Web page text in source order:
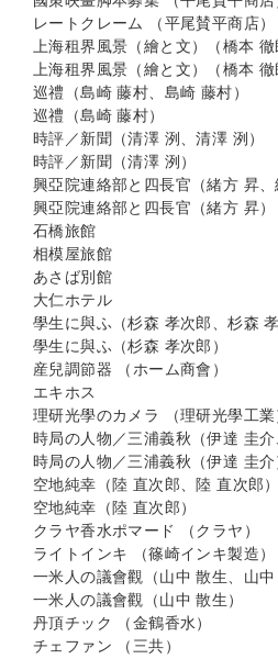
レートクレーム （平尾賛平商店）
上海租界風景（繪と文）（橋本 徹
上海租界風景（繪と文）（橋本 徹
巡禮（島崎 藤村、島崎 藤村）
巡禮（島崎 藤村）
時評／新聞（清澤 洌、清澤 洌）
時評／新聞（清澤 洌）
興亞院連絡部と四長官（緒方 昇、
興亞院連絡部と四長官（緒方 昇）
石橋旅館
相模屋旅館
あさば別館
大仁ホテル
學生に與ふ（杉森 孝次郎、杉森 孝
學生に與ふ（杉森 孝次郎）
産兒調節器 （ホーム商會）
エキホス
理研光學のカメラ （理研光學工業
時局の人物／三浦義秋（伊達 圭介
時局の人物／三浦義秋（伊達 圭介
空地純幸（陸 直次郎、陸 直次郎）
空地純幸（陸 直次郎）
クラヤ香水ポマード （クラヤ）
ライトインキ （篠崎インキ製造）
一米人の議會觀（山中 散生、山中
一米人の議會觀（山中 散生）
丹頂チック （金鶴香水）
チェファン （三共）